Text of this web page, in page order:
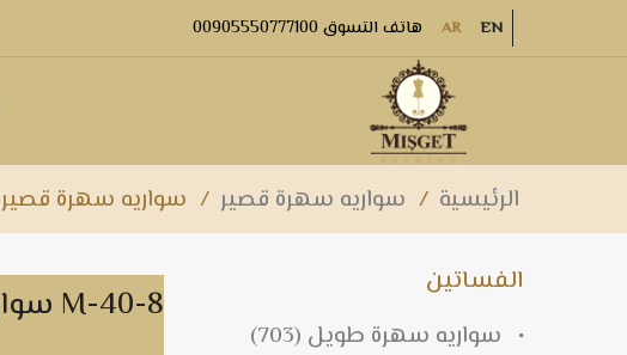
AR EN هاتف التسوق 00905550777100
الرئيسية / سواريه سهرة قصير / سواريه سهرة قصير m-40-8
الفساتين
سواريه سهرة طويل (703)
سواريه سهرة قصير M-40-8